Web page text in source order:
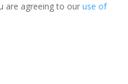
are agreeing to our use of